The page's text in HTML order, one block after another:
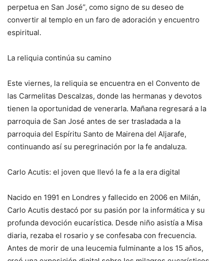
perpetua en San José”, como signo de su deseo de
convertir al templo en un faro de adoración y encuentro
espiritual.
La reliquia continúa su camino
Este viernes, la reliquia se encuentra en el Convento de
las Carmelitas Descalzas, donde las hermanas y devotos
tienen la oportunidad de venerarla. Mañana regresará a la
parroquia de San José antes de ser trasladada a la
parroquia del Espíritu Santo de Mairena del Aljarafe,
continuando así su peregrinación por la fe andaluza.
Carlo Acutis: el joven que llevó la fe a la era digital
Nacido en 1991 en Londres y fallecido en 2006 en Milán,
Carlo Acutis destacó por su pasión por la informática y su
profunda devoción eucarística. Desde niño asistía a Misa
diaria, rezaba el rosario y se confesaba con frecuencia.
Antes de morir de una leucemia fulminante a los 15 años,